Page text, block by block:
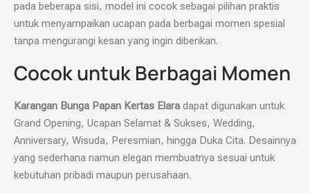
pada beberapa sisi, model ini cocok sebagai pilihan praktis
untuk menyampaikan ucapan pada berbagai momen spesial
tanpa mengurangi kesan yang ingin diberikan.
Cocok untuk Berbagai Momen
Karangan Bunga Papan Kertas Elara dapat digunakan untuk
Grand Opening, Ucapan Selamat & Sukses, Wedding,
Anniversary, Wisuda, Peresmian, hingga Duka Cita. Desainnya
yang sederhana namun elegan membuatnya sesuai untuk
kebutuhan pribadi maupun perusahaan.